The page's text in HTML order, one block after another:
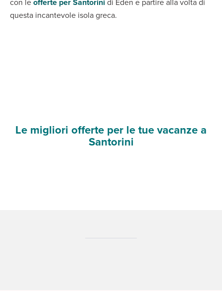
questa incantevole isola greca.
Le migliori offerte per le tue vacanze a
Santorini